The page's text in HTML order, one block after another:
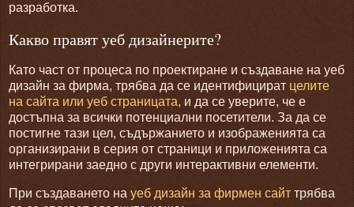
разработка.
Какво правят уеб дизайнерите?
Като част от процеса по проектиране и създаване на уеб
дизайн за фирма, трябва да се идентифицират целите
на сайта или уеб страницата, и да се уверите, че е
достъпна за всички потенциални посетители. За да се
постигне тази цел, съдържанието и изображенията са
организирани в серия от страници и приложенията са
интегрирани заедно с други интерактивни елементи.
При създаването на уеб дизайн за фирмен сайт трябва